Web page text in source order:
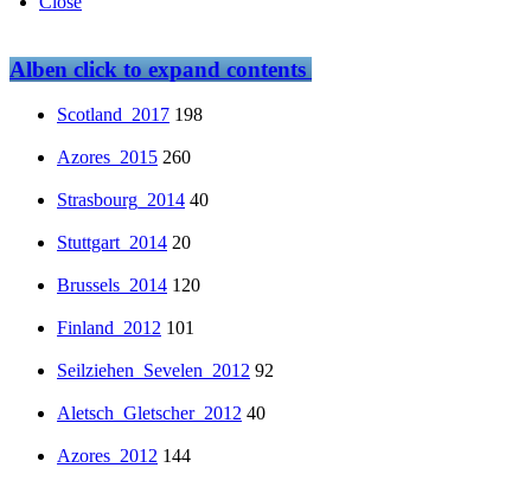
Albenclick to expand contents
Scotland_2017 198
Azores_2015 260
Strasbourg_2014 40
Stuttgart_2014 20
Brussels_2014 120
Finland_2012 101
Seilziehen_Sevelen_2012 92
Aletsch_Gletscher_2012 40
Azores_2012 144